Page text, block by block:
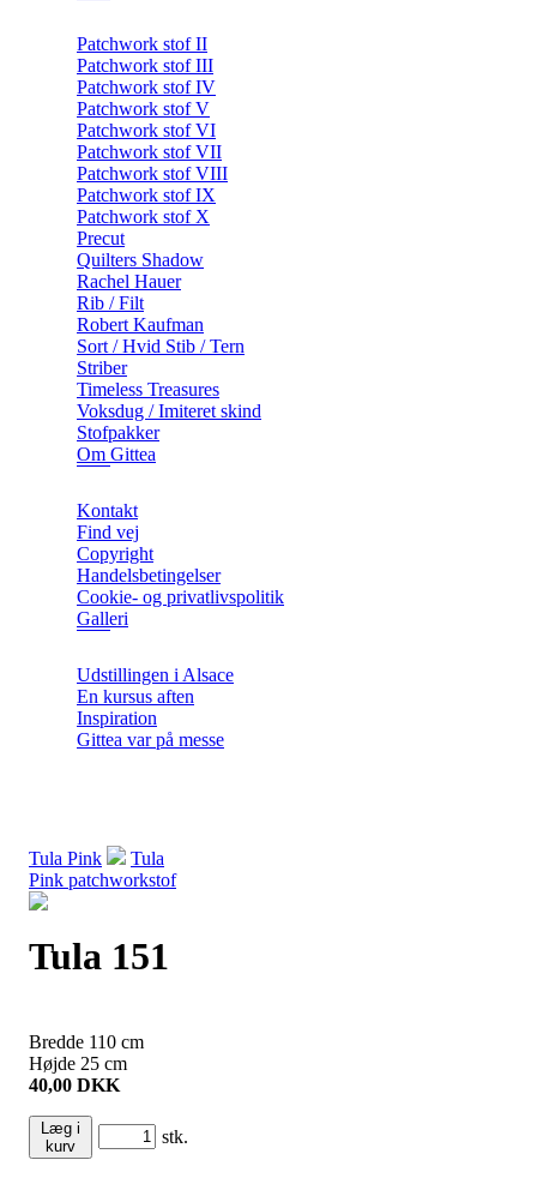
Patchwork stof II
Patchwork stof III
Patchwork stof IV
Patchwork stof V
Patchwork stof VI
Patchwork stof VII
Patchwork stof VIII
Patchwork stof IX
Patchwork stof X
Precut
Quilters Shadow
Rachel Hauer
Rib / Filt
Robert Kaufman
Sort / Hvid Stib / Tern
Striber
Timeless Treasures
Voksdug / Imiteret skind
Stofpakker
Om Gittea
Kontakt
Find vej
Copyright
Handelsbetingelser
Cookie- og privatlivspolitik
Galleri
Udstillingen i Alsace
En kursus aften
Inspiration
Gittea var på messe
Tula Pink
Tula
Pink patchworkstof
Tula 151
Bredde 110 cm
Højde 25 cm
40,00 DKK
Læg i
kurv
stk.